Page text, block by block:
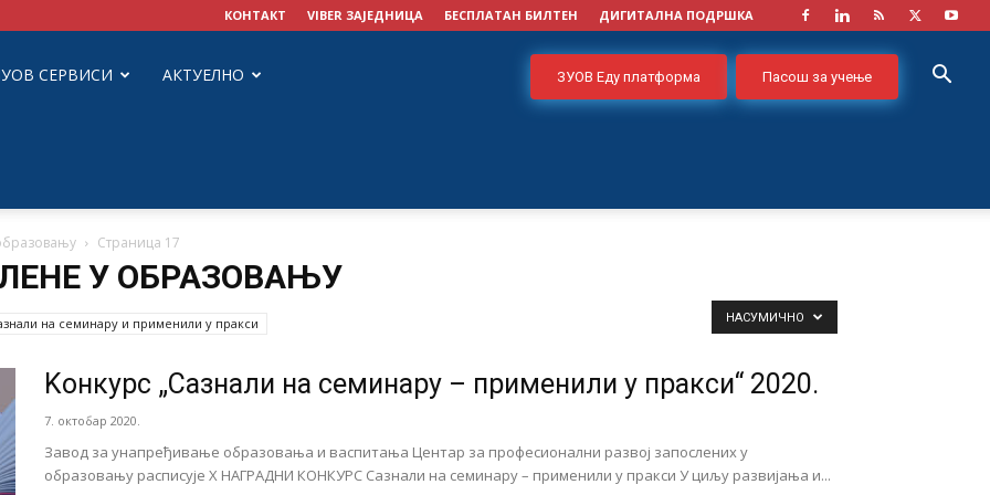
КОНТАКТ VIBER ЗАЈЕДНИЦА БЕСПЛАТАН БИЛТЕН ДИГИТАЛНА ПОДРШКА
ЗУОВ Еду платформа Пасош за учење
СЕРВИСИ АКТУЕЛНО
Страница 17
У ОБРАЗОВАЊУ
на семинару и применили у пракси НАСУМИЧНО
Kонкурс „Сазнали на семинару – применили у пракси“ 2020.
7. октобар 2020.
Завод за унапређивање образовања и васпитања Центар за професионални развој запослених у
образовању расписује X НАГРАДНИ КОНКУРС Сазнали на семинару – применили у пракси У циљу развијања и...